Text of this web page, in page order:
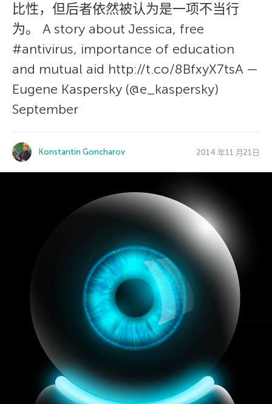
比性，但后者依然被认为是一项不当行
为。 A story about Jessica, free
#antivirus, importance of education
and mutual aid http://t.co/8BfxyX7tsA —
Eugene Kaspersky (@e_kaspersky)
September
Konstantin Goncharov 2014 年11 月21日